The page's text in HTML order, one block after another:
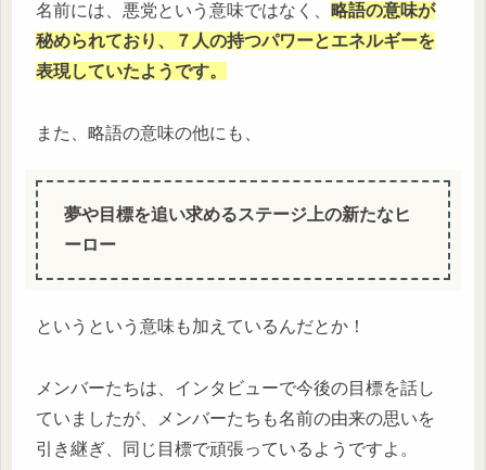
名前には、悪党という意味ではなく、 略語の意味が
秘められており、７人の持つパワーとエネルギーを
表現していたようです。
また、略語の意味の他にも、
夢や目標を追い求めるステージ上の新たなヒ
ーロー
というという意味も加えているんだとか！
メンバーたちは、インタビューで今後の目標を話し
ていましたが、メンバーたちも名前の由来の思いを
引き継ぎ、同じ目標で頑張っているようですよ。